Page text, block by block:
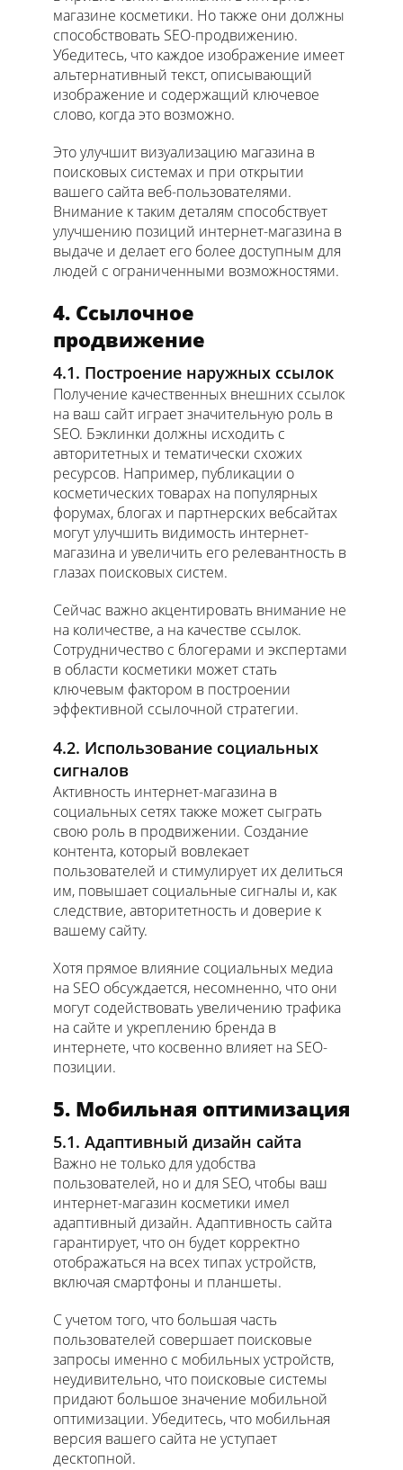
магазине косметики. Но также они должны
способствовать SEO-продвижению.
Убедитесь, что каждое изображение имеет
альтернативный текст, описывающий
изображение и содержащий ключевое
слово, когда это возможно.
Это улучшит визуализацию магазина в
поисковых системах и при открытии
вашего сайта веб-пользователями.
Внимание к таким деталям способствует
улучшению позиций интернет-магазина в
выдаче и делает его более доступным для
людей с ограниченными возможностями.
4. Ссылочное
продвижение
4.1. Построение наружных ссылок
Получение качественных внешних ссылок
на ваш сайт играет значительную роль в
SEO. Бэклинки должны исходить с
авторитетных и тематически схожих
ресурсов. Например, публикации о
косметических товарах на популярных
форумах, блогах и партнерских вебсайтах
могут улучшить видимость интернет-
магазина и увеличить его релевантность в
глазах поисковых систем.
Сейчас важно акцентировать внимание не
на количестве, а на качестве ссылок.
Сотрудничество с блогерами и экспертами
в области косметики может стать
ключевым фактором в построении
эффективной ссылочной стратегии.
4.2. Использование социальных
сигналов
Активность интернет-магазина в
социальных сетях также может сыграть
свою роль в продвижении. Создание
контента, который вовлекает
пользователей и стимулирует их делиться
им, повышает социальные сигналы и, как
следствие, авторитетность и доверие к
вашему сайту.
Хотя прямое влияние социальных медиа
на SEO обсуждается, несомненно, что они
могут содействовать увеличению трафика
на сайте и укреплению бренда в
интернете, что косвенно влияет на SEO-
позиции.
5. Мобильная оптимизация
5.1. Адаптивный дизайн сайта
Важно не только для удобства
пользователей, но и для SEO, чтобы ваш
интернет-магазин косметики имел
адаптивный дизайн. Адаптивность сайта
гарантирует, что он будет корректно
отображаться на всех типах устройств,
включая смартфоны и планшеты.
С учетом того, что большая часть
пользователей совершает поисковые
запросы именно с мобильных устройств,
неудивительно, что поисковые системы
придают большое значение мобильной
оптимизации. Убедитесь, что мобильная
версия вашего сайта не уступает
десктопной.